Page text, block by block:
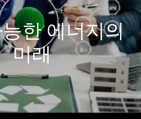
한 에너지의
미래